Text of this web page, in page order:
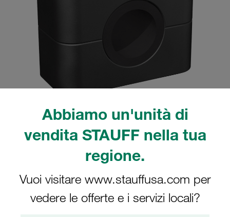
Abbiamo un'unità di
vendita STAUFF nella tua
regione.
Vuoi visitare www.stauffusa.com per
vedere le offerte e i servizi locali?
Nota: l'immagine è solo a scopo illustrativo e potrebbe differire dal prodotto